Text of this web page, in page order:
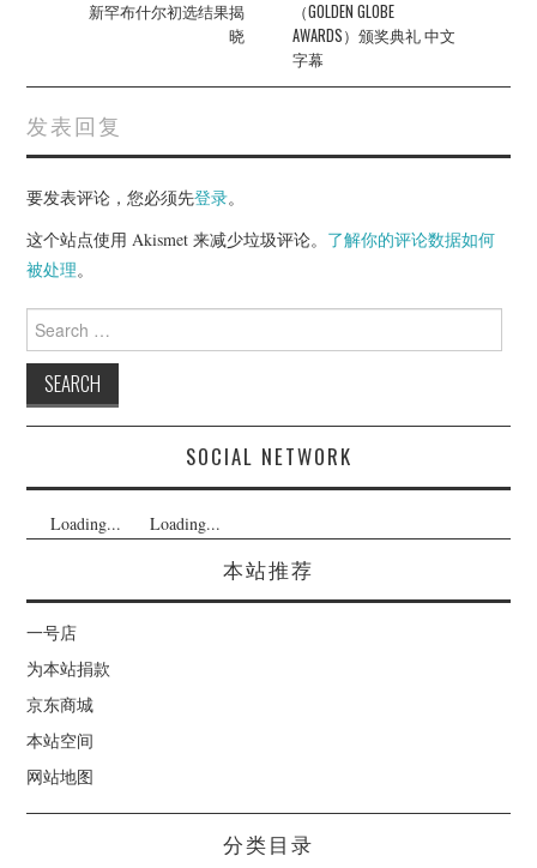
新罕布什尔初选结果揭
晓
（GOLDEN GLOBE
AWARDS）颁奖典礼 中文
字幕
发表回复
要发表评论，您必须先登录。
这个站点使用 Akismet 来减少垃圾评论。 了解你的评论数据如何
被处理。
Search
for:
SOCIAL NETWORK
Loading... Loading...
本站推荐
一号店
为本站捐款
京东商城
本站空间
网站地图
分类目录